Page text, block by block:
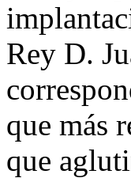
Rey D.
que más
que